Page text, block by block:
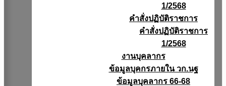
1/2568
คำสั่งปฏิบัติราชการ
คำสั่งปฏิบัติราชการ
1/2568
งานบุคลากร
ข้อมูลบุคกรภายใน วก.นฐ
ข้อมูลบุคลากร 66-68